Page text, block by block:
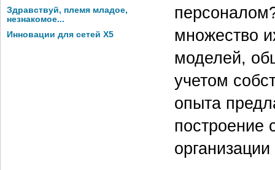
Здравствуй, племя младое,
незнакомое...
Инновации для сетей X5
множество
моделей,
учетом
опыта
построение